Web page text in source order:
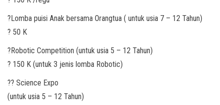
?Lomba puisi Anak bersama Orangtua ( untuk usia 7 – 12 Tahun)
? 50 K
?Robotic Competition (untuk usia 5 – 12 Tahun)
? 150 K (untuk 3 jenis lomba Robotic)
?‍? Science Expo
(untuk usia 5 – 12 Tahun)